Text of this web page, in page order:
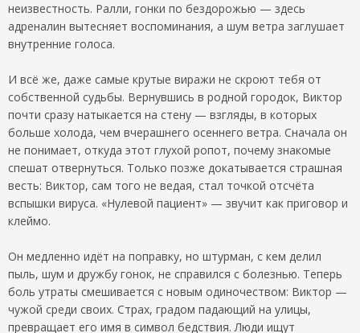
неизвестность. Ралли, гонки по бездорожью — здесь
адреналин вытесняет воспоминания, а шум ветра заглушает
внутренние голоса.
И всё же, даже самые крутые виражи не скроют тебя от
собственной судьбы. Вернувшись в родной городок, Виктор
почти сразу натыкается на стену — взгляды, в которых
больше холода, чем вчерашнего осеннего ветра. Сначала он
не понимает, откуда этот глухой ропот, почему знакомые
спешат отвернуться. Только позже докатывается страшная
весть: Виктор, сам того не ведая, стал точкой отсчёта
вспышки вируса. «Нулевой пациент» — звучит как приговор и
клеймо.
Он медленно идёт на поправку, но штурман, с кем делил
пыль, шум и дружбу гонок, не справился с болезнью. Теперь
боль утраты смешивается с новым одиночеством: Виктор —
чужой среди своих. Страх, градом падающий на улицы,
превращает его имя в символ бедствия. Люди ищут